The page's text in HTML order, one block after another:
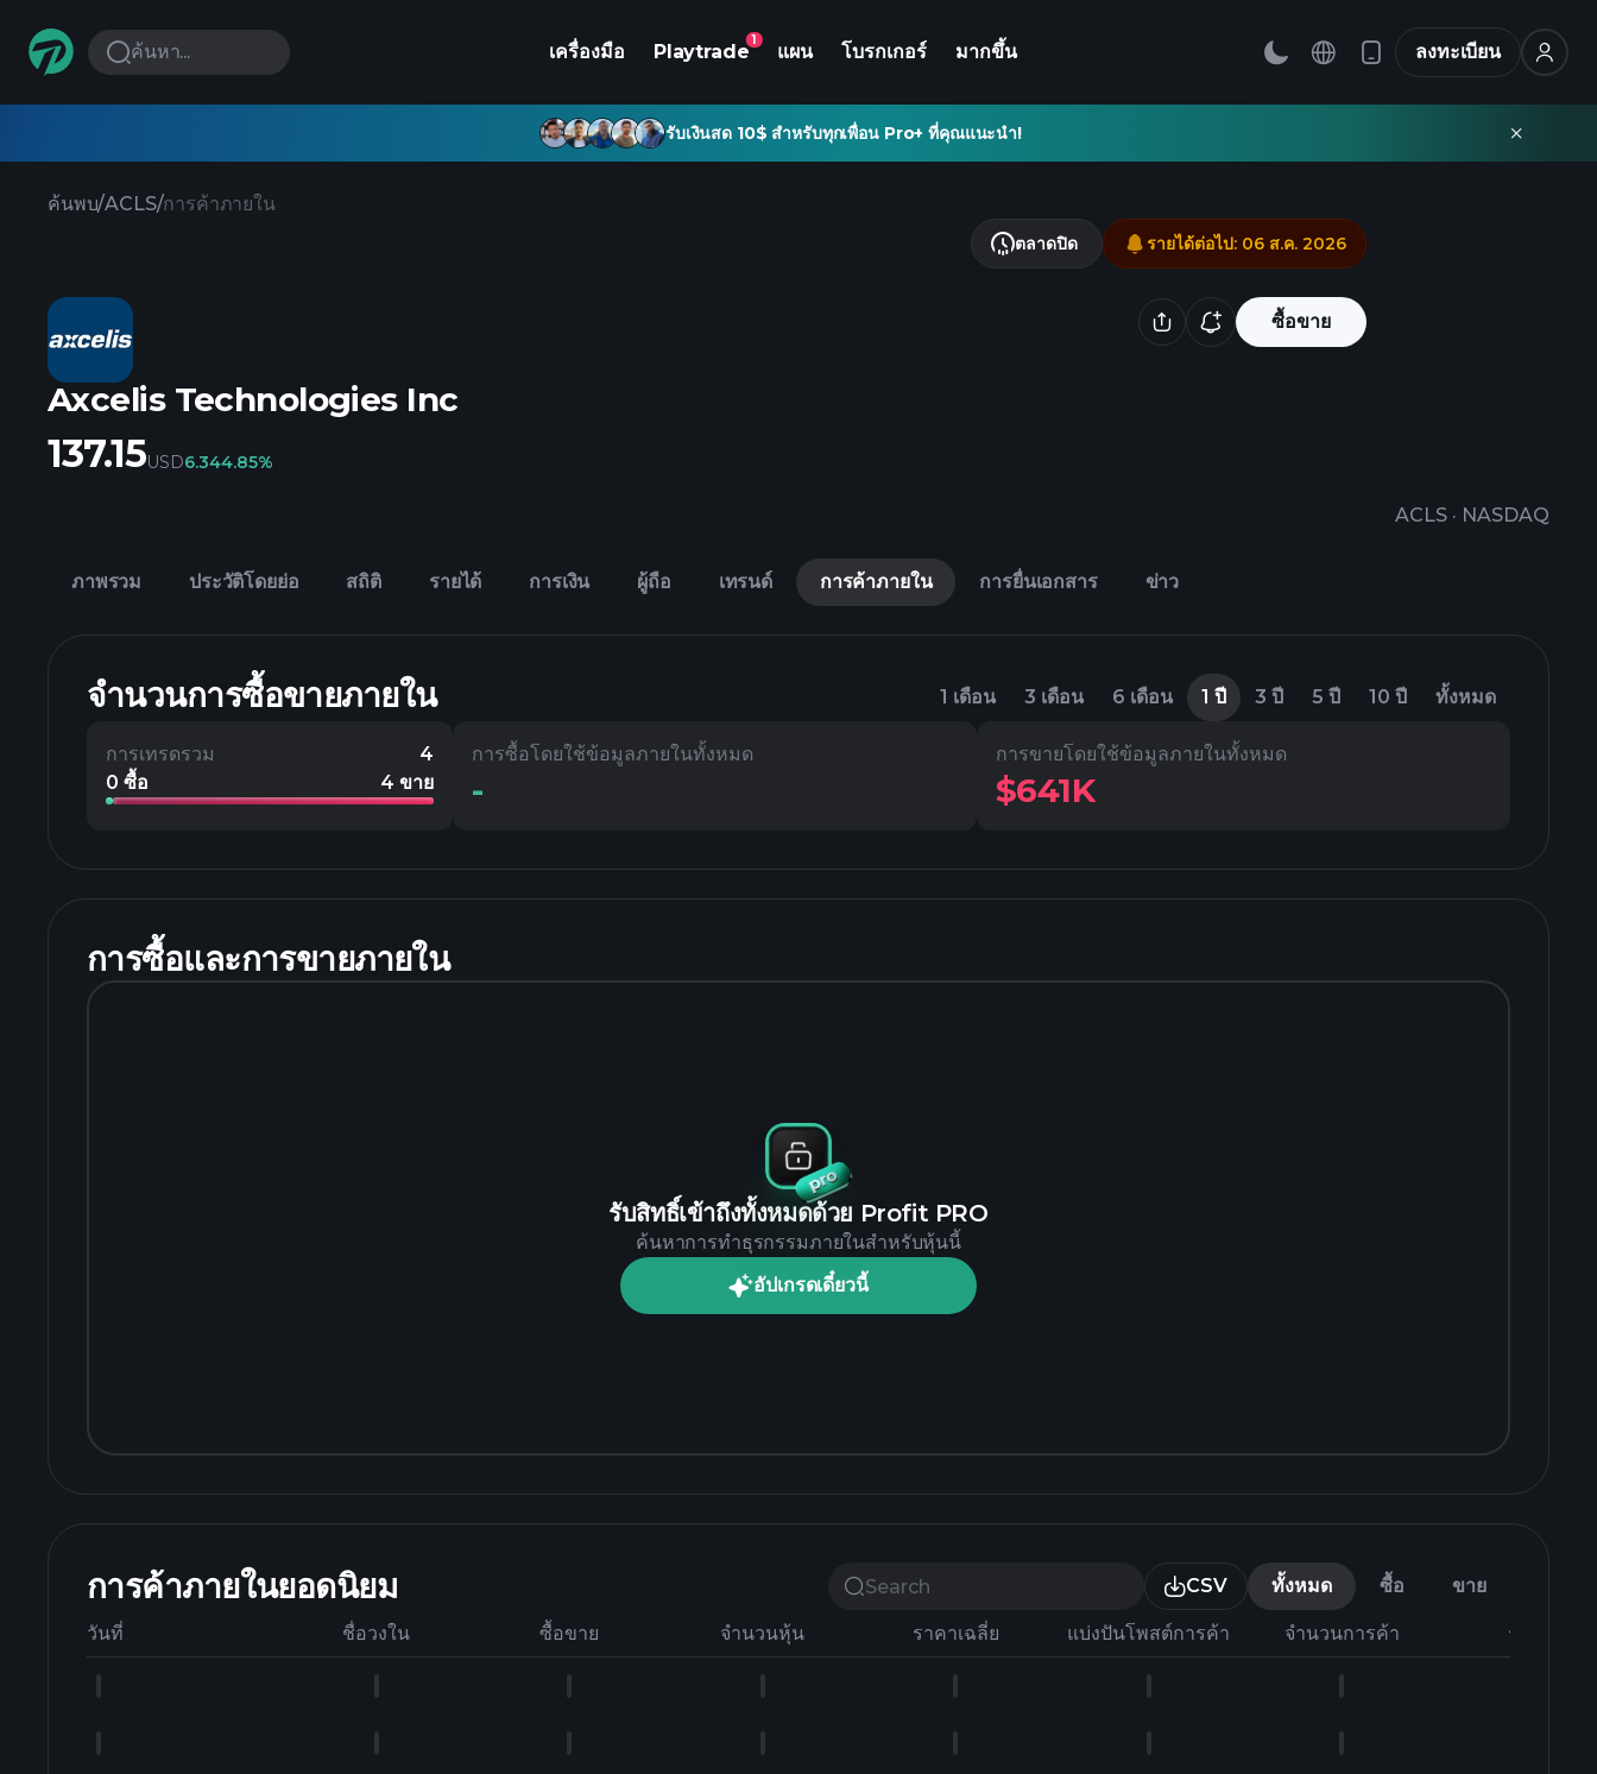
ค้นหา... เครื่องมือ Playtrade
1
แผน โบรกเกอร์ มากขึ้น ลงทะเบียน
รับเงินสด 10$ สำหรับทุกเพื่อน Pro+ ที่คุณแนะนำ!
ค้นพบ/ACLS/การค้าภายใน
ซื้อขาย
Axcelis Technologies Inc
ACLS · NASDAQ
ตลาดปิด รายได้ต่อไป: 06 ส.ค. 2026
137.15USD6.344.85%
ภาพรวม ประวัติโดยย่อ สถิติ รายได้ การเงิน ผู้ถือ เทรนด์ การค้าภายใน การยื่นเอกสาร ข่าว
จำนวนการซื้อขายภายใน 1 เดือน 3 เดือน 6 เดือน 1 ปี 3 ปี 5 ปี 10 ปี ทั้งหมด
การเทรดรวม
4
0 ซื้อ
4 ขาย
การซื้อโดยใช้ข้อมูลภายในทั้งหมด
-
การขายโดยใช้ข้อมูลภายในทั้งหมด
$641K
การซื้อและการขายภายใน
รับสิทธิ์เข้าถึงทั้งหมดด้วย Profit PRO
ค้นหาการทำธุรกรรมภายในสำหรับหุ้นนี้
อัปเกรดเดี๋ยวนี้
การค้าภายในยอดนิยม CSV ทั้งหมด ซื้อ ขาย
วันที่ ชื่อวงใน ซื้อขาย จำนวนหุ้น ราคาเฉลี่ย แบ่งปันโพสต์การค้า จำนวนการค้า รูปร่าง